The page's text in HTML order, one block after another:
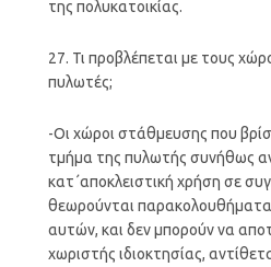
της πολυκατοικίας.
27. Τι προβλέπεται με τους
πυλωτές;
-Οι χώροι στάθμευσης που
τμήμα της πυλωτής συνήθως
κατ΄αποκλειστική χρήση σε
θεωρούνται παρακολουθήματα
αυτών, και δεν μπορούν να
χωριστής ιδιοκτησίας,